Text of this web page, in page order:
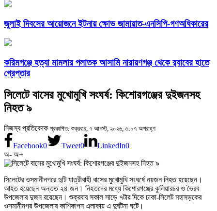
জুলাই দিবসের আয়োজনে ইটনায় ক্ষোভ জামায়াত-এনসিপি-গণঅধিকারের
করিমগঞ্জে হত্যা মামলার পলাতক আসামি নারায়ণগঞ্জ থেকে র‌্যাবের হাতে
গ্রেপ্তার
সিলেটে বাসের মুখোমুখি সংঘর্ষ: কিশোরগঞ্জের দুইজনসহ
নিহত ৯
নিজস্ব প্রতিবেদক প্রকাশিত: শুক্রবার, ৭ আগস্ট, ২০২৬, ৩:০৭ অপরাহ্ণ
Facebook0 Tweet0 LinkedIn0
অ- অ+
সিলেটের ওসমানীনগরে দুটি যাত্রীবাহী বাসের মুখোমুখি সংঘর্ষে নয়জন নিহত হয়েছেন।
আহত হয়েছেন অন্তত ২৪ জন। নিহতদের মধ্যে কিশোরগঞ্জের কুলিয়ারচর ও ভৈরব
উপজেলার দুজন রয়েছেন। শুক্রবার সকাল সাড়ে ৭টার দিকে ঢাকা-সিলেট মহাসড়কের
ওসমানীনগর উপজেলার কাশিকাপন এলাকায় এ দুর্ঘটনা ঘটে।